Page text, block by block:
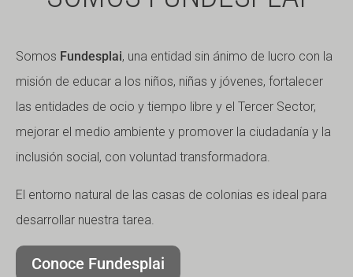
Somos Fundesplai, una entidad sin ánimo de lucro con la
misión de educar a los niños, niñas y jóvenes, fortalecer
las entidades de ocio y tiempo libre y el Tercer Sector,
mejorar el medio ambiente y promover la ciudadanía y la
inclusión social, con voluntad transformadora.
El entorno natural de las casas de colonias es ideal para
desarrollar nuestra tarea.
Conoce Fundesplai